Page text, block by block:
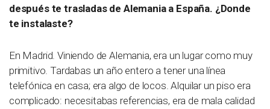
después te trasladas de Alemania a España. ¿Donde
te instalaste?
En Madrid. Viniendo de Alemania, era un lugar como muy
primitivo. Tardabas un año entero a tener una línea
telefónica en casa; era algo de locos. Alquilar un piso era
complicado: necesitabas referencias, era de mala calidad